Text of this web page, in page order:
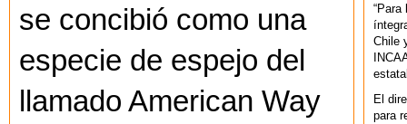
se concibió como una
especie de espejo del
llamado American Way
“Para
Chile
El
para